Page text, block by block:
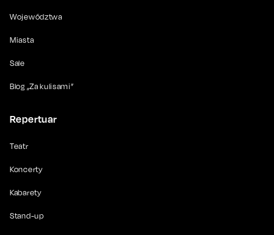
Województwa
Miasta
Sale
Blog „Za kulisami”
Repertuar
Teatr
Koncerty
Kabarety
Stand-up